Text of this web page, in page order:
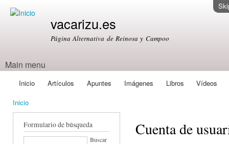
vacarizu.es
Página Alternativa de Reinosa y Campoo
Main menu
Inicio Artículos Apuntes Imágenes Libros
Vídeos
Inicio
Formulario de búsqueda
Buscar
Cuenta de